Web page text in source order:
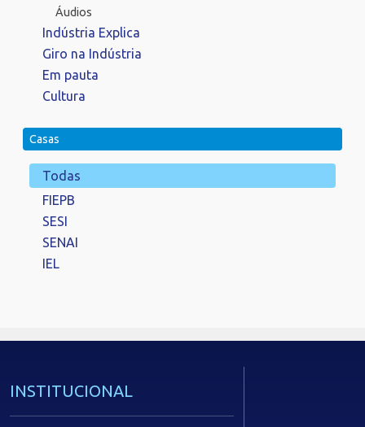
Áudios
Indústria Explica
Giro na Indústria
Em pauta
Cultura
Casas
Todas
FIEPB
SESI
SENAI
IEL
INSTITUCIONAL